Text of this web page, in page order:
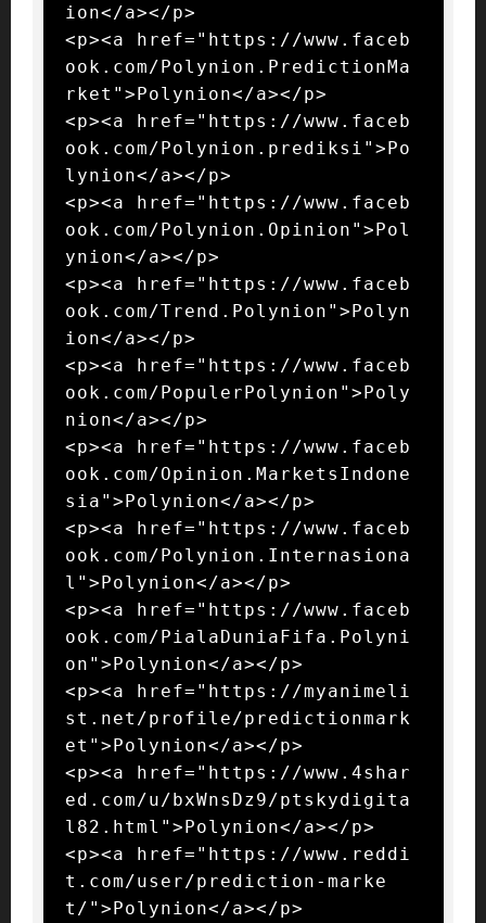
ion</a></p>
<p><a href="https://www.faceb
ook.com/Polynion.PredictionMa
rket">Polynion</a></p>
<p><a href="https://www.faceb
ook.com/Polynion.prediksi">Po
lynion</a></p>
<p><a href="https://www.faceb
ook.com/Polynion.Opinion">Pol
ynion</a></p>
<p><a href="https://www.faceb
ook.com/Trend.Polynion">Polyn
ion</a></p>
<p><a href="https://www.faceb
ook.com/PopulerPolynion">Poly
nion</a></p>
<p><a href="https://www.faceb
ook.com/Opinion.MarketsIndone
sia">Polynion</a></p>
<p><a href="https://www.faceb
ook.com/Polynion.Internasiona
l">Polynion</a></p>
<p><a href="https://www.faceb
ook.com/PialaDuniaFifa.Polyni
on">Polynion</a></p>
<p><a href="https://myanimeli
st.net/profile/predictionmark
et">Polynion</a></p>
<p><a href="https://www.4shar
ed.com/u/bxWnsDz9/ptskydigita
l82.html">Polynion</a></p>
<p><a href="https://www.reddi
t.com/user/prediction-marke
t/">Polynion</a></p>